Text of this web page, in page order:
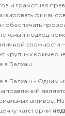
и грамотная
обеспечить
подход
сложности
крупных
в Балхаш.
в Балхаш - Одним
активов.
категории